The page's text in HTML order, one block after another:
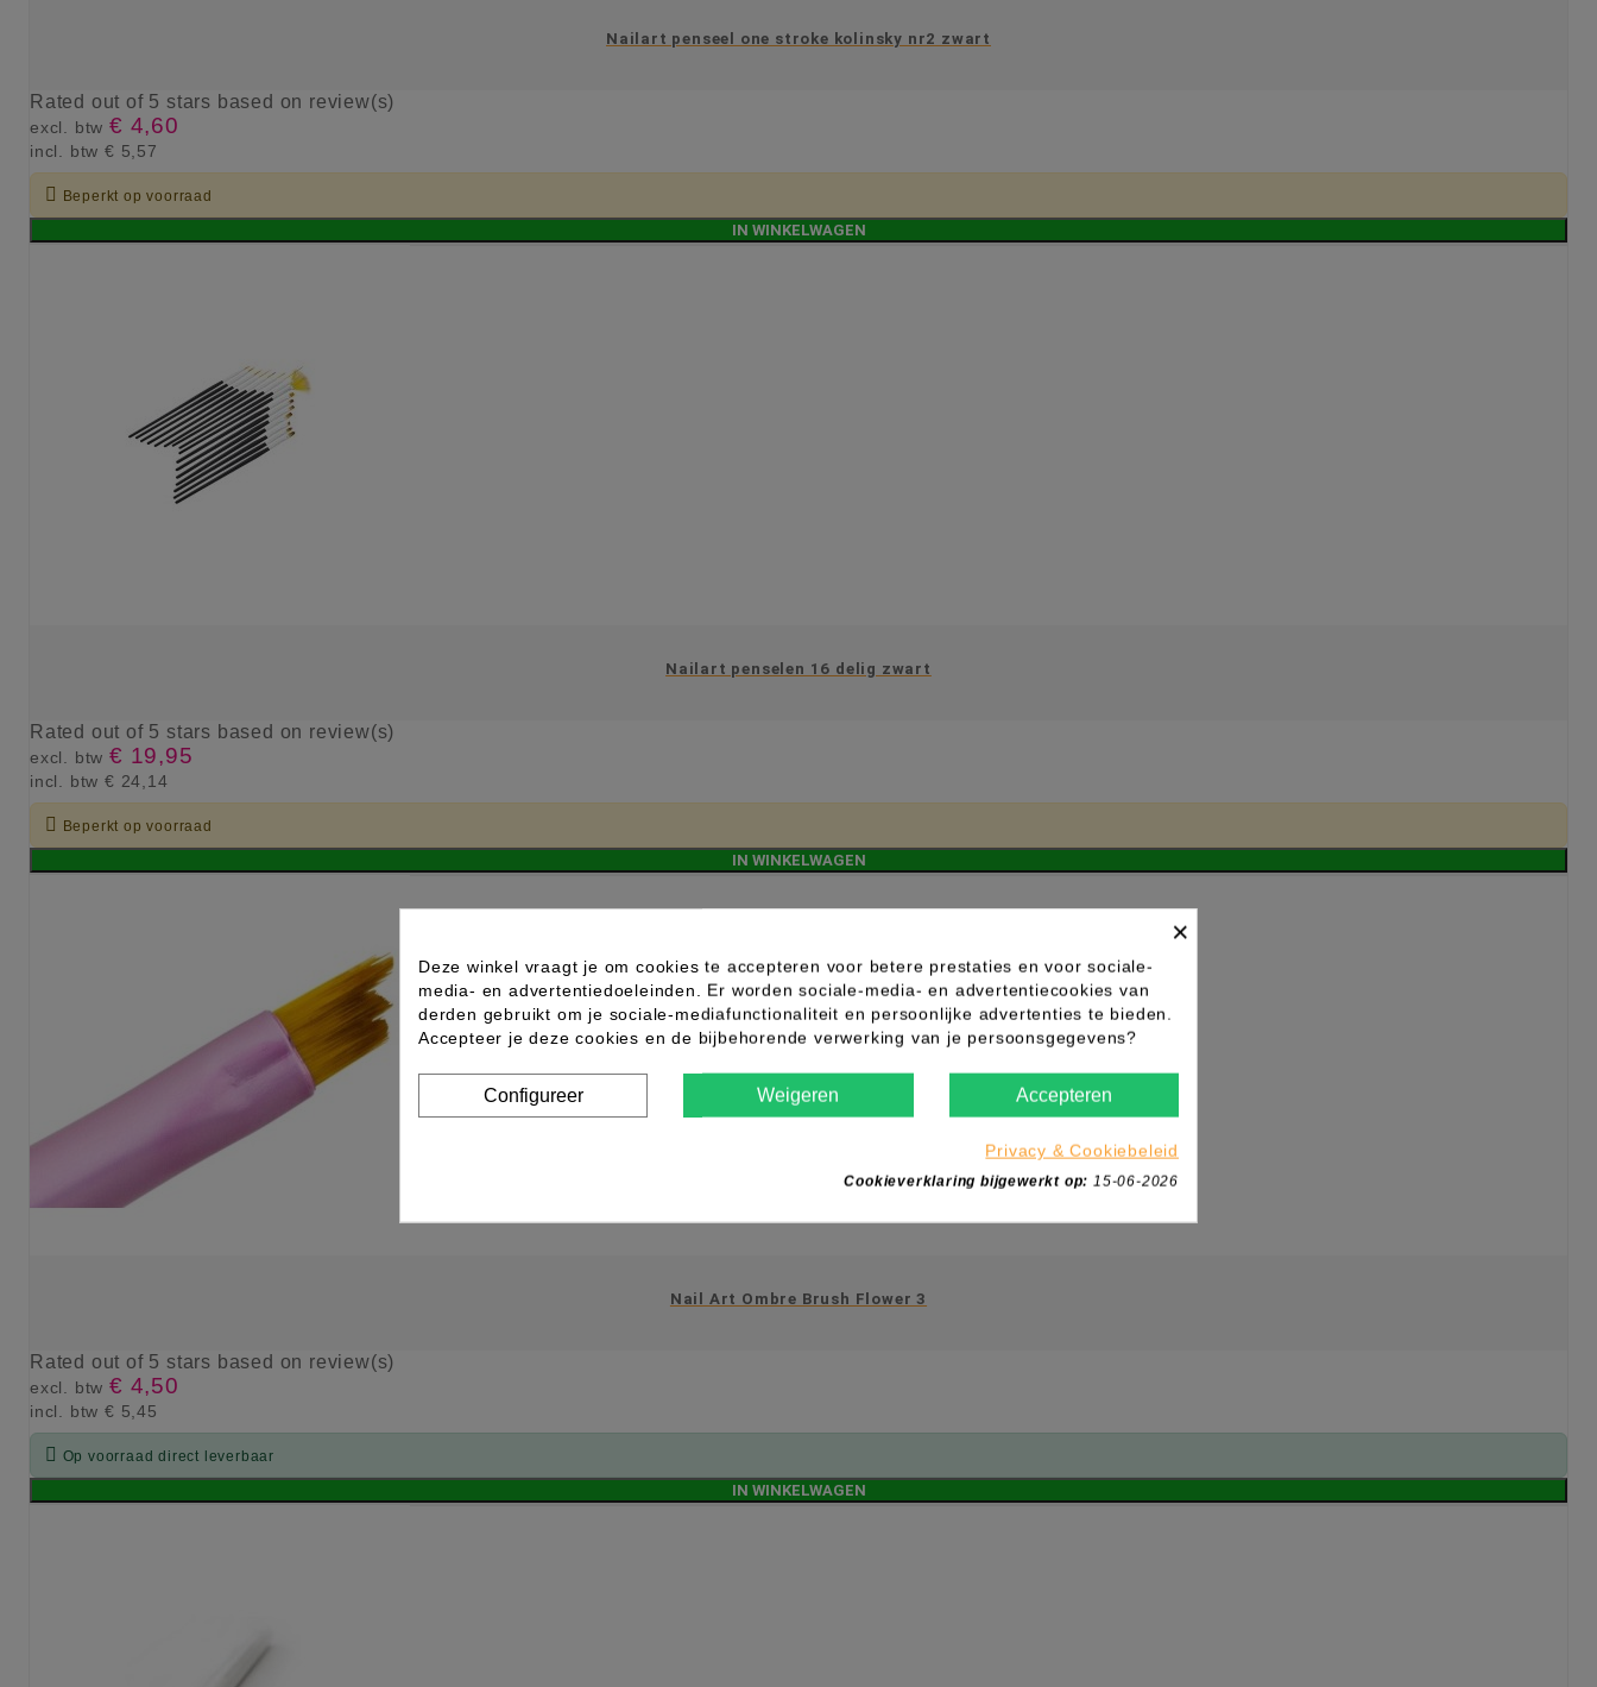
Nailart penseel one stroke kolinsky nr2 zwart
Rated out of 5 stars based on review(s)
excl. btw € 4,60
incl. btw € 5,57
 Beperkt op voorraad
IN WINKELWAGEN
Nailart penselen 16 delig zwart
Rated out of 5 stars based on review(s)
excl. btw € 19,95
incl. btw € 24,14
 Beperkt op voorraad
IN WINKELWAGEN
Nail Art Ombre Brush Flower 3
Rated out of 5 stars based on review(s)
excl. btw € 4,50
incl. btw € 5,45
 Op voorraad direct leverbaar
IN WINKELWAGEN
×
Deze winkel vraagt je om cookies te accepteren voor betere prestaties en voor sociale-
media- en advertentiedoeleinden. Er worden sociale-media- en advertentiecookies van
derden gebruikt om je sociale-mediafunctionaliteit en persoonlijke advertenties te bieden.
Accepteer je deze cookies en de bijbehorende verwerking van je persoonsgegevens?
Configureer Weigeren Accepteren
Privacy & Cookiebeleid
Cookieverklaring bijgewerkt op: 15-06-2026